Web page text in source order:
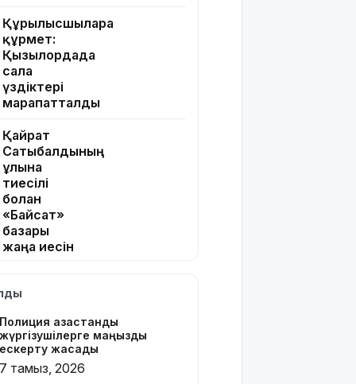
Құрылысшыларға
құрмет:
Қызылордада
сала
үздіктері
марапатталды
Қайрат
Сатыбалдының
ұлына
тиесілі
болған
«Байсат»
базары
жаңа иесін
Қарағандада
бар жейде
киген
жолаушы
қызу
Полиция қазақстандық
жүргізушілерге маңызды
ескерту жасады
7 тамыз, 2026